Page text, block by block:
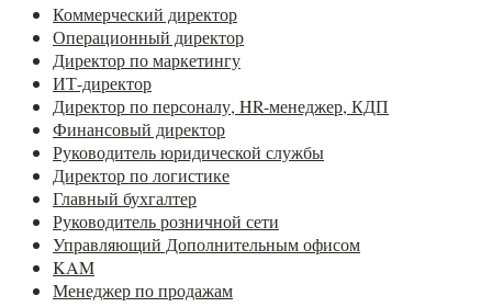
Коммерческий директор
Операционный директор
Директор по маркетингу
ИТ-директор
Директор по персоналу, HR-менеджер, КДП
Финансовый директор
Руководитель юридической службы
Директор по логистике
Главный бухгалтер
Руководитель розничной сети
Управляющий Дополнительным офисом
KAM
Менеджер по продажам